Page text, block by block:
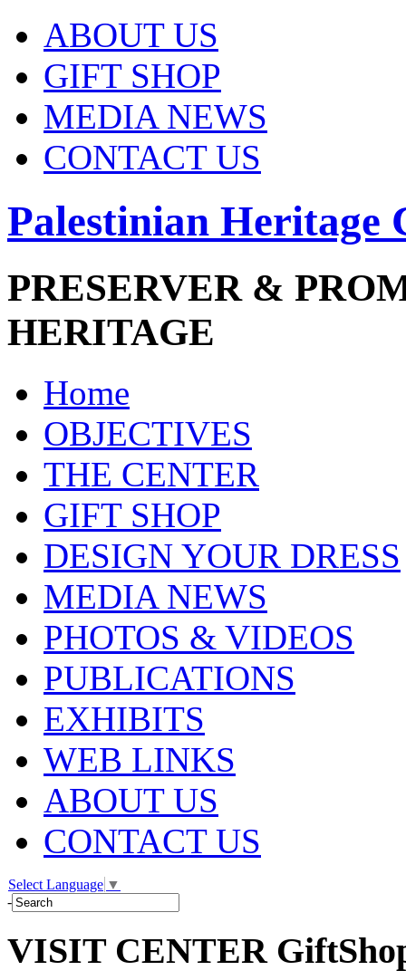
ABOUT US
GIFT SHOP
MEDIA NEWS
CONTACT US
Palestinian Heritage
PRESERVER &
HERITAGE
Home
OBJECTIVES
THE CENTER
GIFT SHOP
DESIGN YOUR DRESS
MEDIA NEWS
PHOTOS & VIDEOS
PUBLICATIONS
EXHIBITS
WEB LINKS
ABOUT US
CONTACT US
Select Language ▼
-
VISIT CENTER